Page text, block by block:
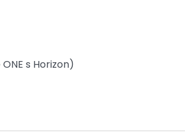
s Horizon)